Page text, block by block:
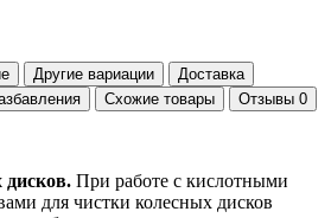
Другие вариации
Доставка
Схожие товары Отзывы 0
При работе с кислотными
для чистки колесных дисков